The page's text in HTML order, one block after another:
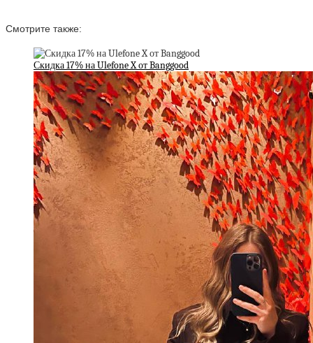
Смотрите также:
Скидка 17% на Ulefone X от Banggood